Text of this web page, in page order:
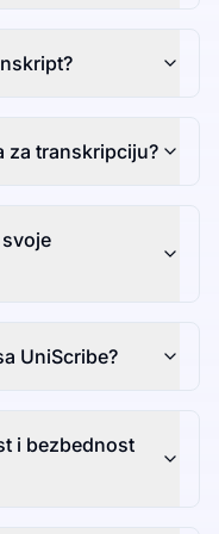
za transkripciju?
UniScribe?
i bezbednost